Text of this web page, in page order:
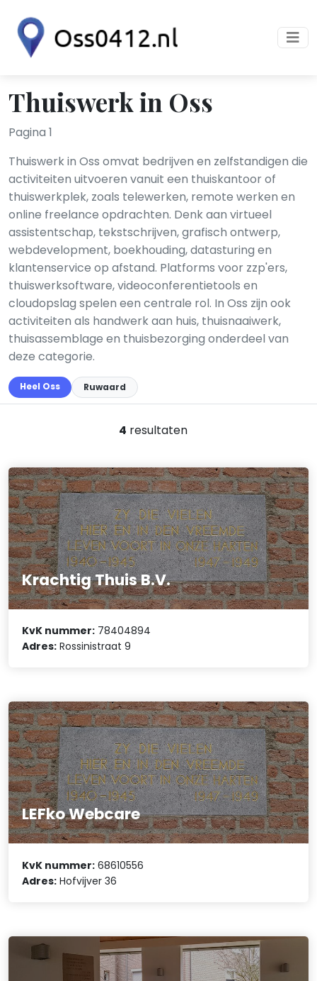
Thuiswerk in Oss
Pagina 1
Thuiswerk in Oss omvat bedrijven en zelfstandigen die
activiteiten uitvoeren vanuit een thuiskantoor of
thuiswerkplek, zoals telewerken, remote werken en
online freelance opdrachten. Denk aan virtueel
assistentschap, tekstschrijven, grafisch ontwerp,
webdevelopment, boekhouding, datasturing en
klantenservice op afstand. Platforms voor zzp'ers,
thuiswerksoftware, videoconferentietools en
cloudopslag spelen een centrale rol. In Oss zijn ook
activiteiten als handwerk aan huis, thuisnaaiwerk,
thuisassemblage en thuisbezorging onderdeel van
deze categorie.
Heel Oss Ruwaard
4 resultaten
Krachtig Thuis B.V.
KvK nummer: 78404894
Adres: Rossinistraat 9
LEFko Webcare
KvK nummer: 68610556
Adres: Hofvijver 36